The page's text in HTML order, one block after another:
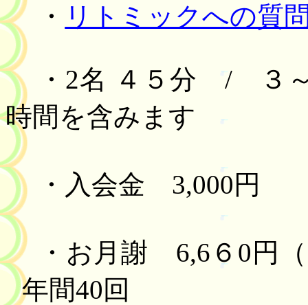
・ リトミックへの質
・ 2名 ４５分/３～
時間を含みます
・入会金 3,000円
・お月謝 6,6 ６ 0 円
年間40回